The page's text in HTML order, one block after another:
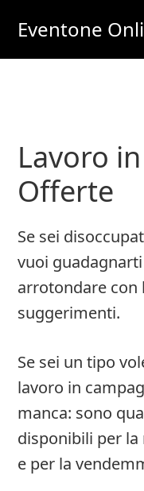
main
primary
Eventone
e
Soldi
Online
Lavoro
Offerte
Se sei
vuoi
arrotondare con
suggerimenti.
Se sei un tipo
lavoro in
manca: sono
disponibili per
e per la